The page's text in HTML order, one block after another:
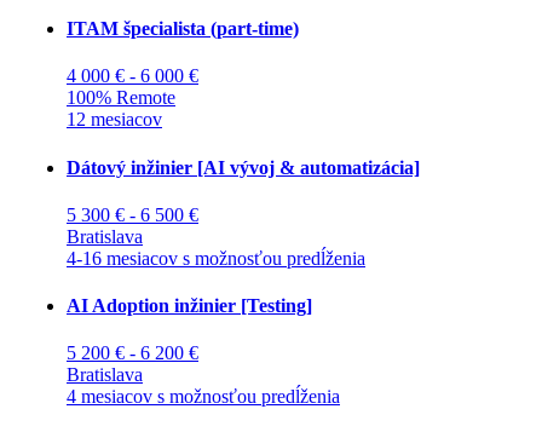
ITAM špecialista (part-time)
4 000 € - 6 000 €
100% Remote
12 mesiacov
Dátový inžinier [AI vývoj & automatizácia]
5 300 € - 6 500 €
Bratislava
4-16 mesiacov s možnosťou predĺženia
AI Adoption inžinier [Testing]
5 200 € - 6 200 €
Bratislava
4 mesiacov s možnosťou predĺženia